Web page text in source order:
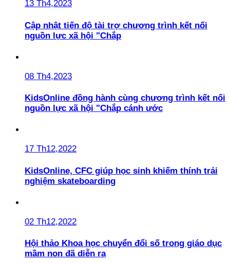
13 Th4,2023
Cập nhật tiến độ tài trợ chương trình kết nối
nguồn lực xã hội "Chắp
08 Th4,2023
KidsOnline đồng hành cùng chương trình kết nối
nguồn lực xã hội "Chắp cánh ước
17 Th12,2022
KidsOnline, CFC giúp học sinh khiếm thính trải
nghiệm skateboarding
02 Th12,2022
Hội thảo Khoa học chuyển đổi số trong giáo dục
mầm non đã diễn ra